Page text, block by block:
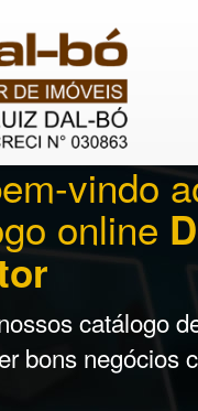
vindo
online
catálogo
bons negócios